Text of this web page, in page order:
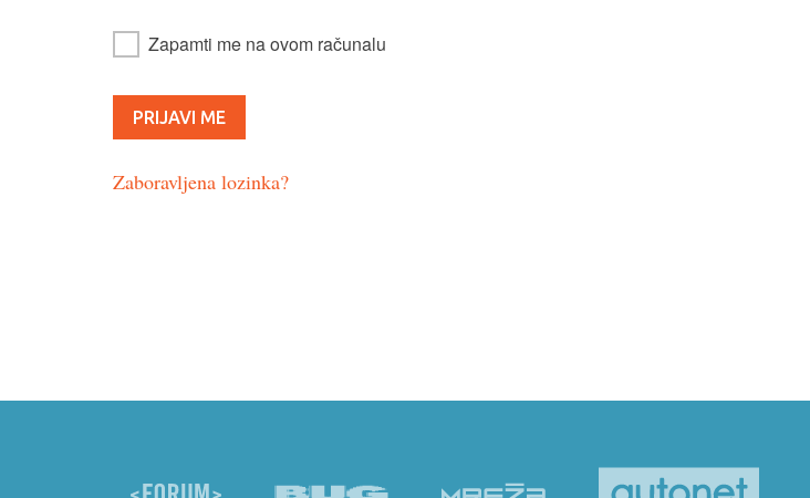
Zapamti me na ovom računalu
Zaboravljena lozinka?